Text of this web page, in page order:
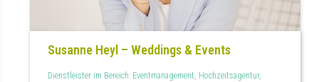
Susanne Heyl – Weddings & Events
Dienstleister im Bereich: Eventmanagement, Hochzeitsagentur,